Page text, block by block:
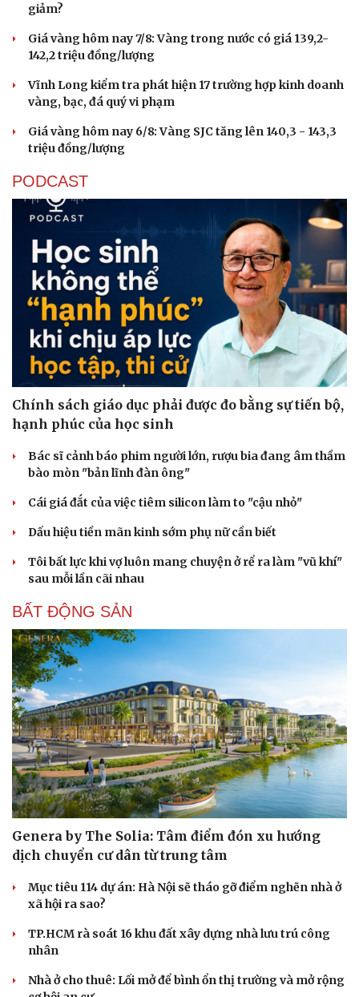
Cải chính
giảm?
Giá vàng hôm nay 7/8: Vàng trong nước có giá 139,2-
142,2 triệu đồng/lượng
Vĩnh Long kiểm tra phát hiện 17 trường hợp kinh doanh
vàng, bạc, đá quý vi phạm
Giá vàng hôm nay 6/8: Vàng SJC tăng lên 140,3 - 143,3
triệu đồng/lượng
PODCAST
Chính sách giáo dục phải được đo bằng sự tiến bộ,
hạnh phúc của học sinh
Bác sĩ cảnh báo phim người lớn, rượu bia đang âm thầm
bào mòn "bản lĩnh đàn ông"
Cái giá đắt của việc tiêm silicon làm to "cậu nhỏ"
Dấu hiệu tiền mãn kinh sớm phụ nữ cần biết
Tôi bất lực khi vợ luôn mang chuyện ở rể ra làm "vũ khí"
sau mỗi lần cãi nhau
BẤT ĐỘNG SẢN
Genera by The Solia: Tâm điểm đón xu hướng
dịch chuyển cư dân từ trung tâm
Mục tiêu 114 dự án: Hà Nội sẽ tháo gỡ điểm nghẽn nhà ở
xã hội ra sao?
TP.HCM rà soát 16 khu đất xây dựng nhà lưu trú công
nhân
Nhà ở cho thuê: Lối mở để bình ổn thị trường và mở rộng